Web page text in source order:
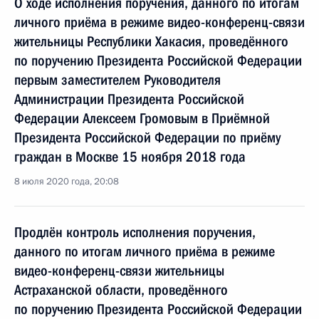
личного приёма в режиме видео-конференц-связи
жительницы Республики Хакасия, проведённого
по поручению Президента Российской Федерации
первым заместителем Руководителя
Администрации Президента Российской
Федерации Алексеем Громовым в Приёмной
Президента Российской Федерации по приёму
граждан в Москве 15 ноября 2018 года
8 июля 2020 года, 20:08
Продлён контроль исполнения поручения,
данного по итогам личного приёма в режиме
видео-конференц-связи жительницы
Астраханской области, проведённого
по поручению Президента Российской Федерации